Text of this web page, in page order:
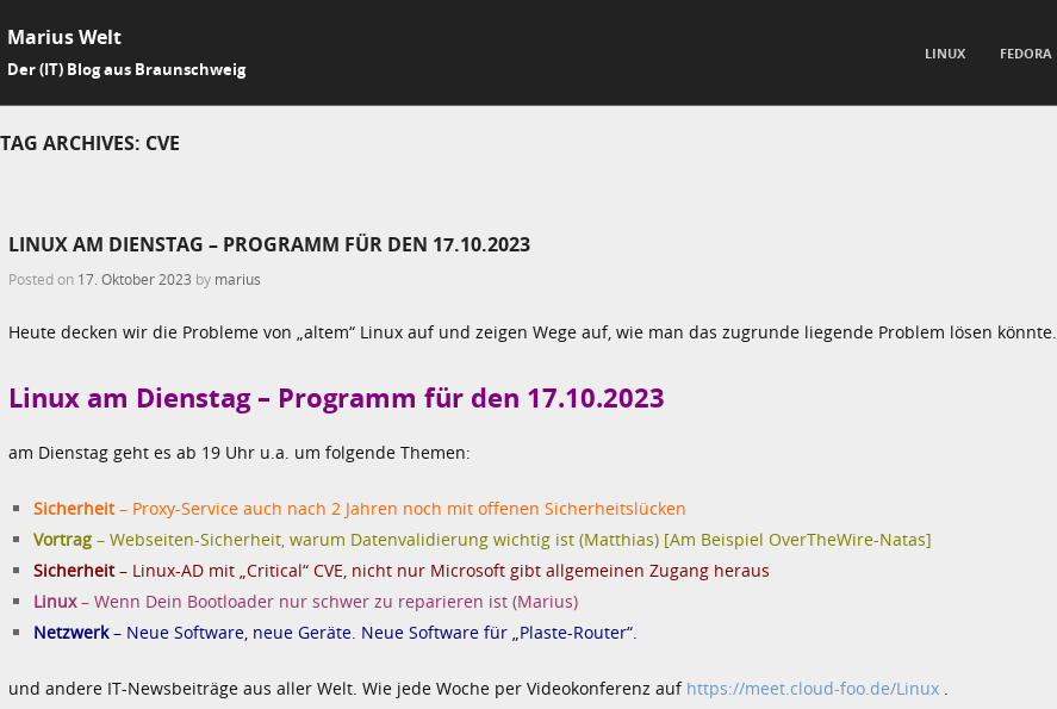
Marius Welt
Der (IT) Blog aus Braunschweig
LINUX FEDORA
TAG ARCHIVES: CVE
LINUX AM DIENSTAG – PROGRAMM FÜR DEN 17.10.2023
Posted on 17. Oktober 2023 by marius
Heute decken wir die Probleme von „altem“ Linux auf und zeigen Wege auf, wie man das zugrunde liegende Problem lösen könnte.
Linux am Dienstag – Programm für den 17.10.2023
am Dienstag geht es ab 19 Uhr u.a. um folgende Themen:
Sicherheit– Proxy-Service auch nach 2 Jahren noch mit offenen Sicherheitslücken
Vortrag – Webseiten-Sicherheit, warum Datenvalidierung wichtig ist (Matthias) [Am Beispiel OverTheWire-Natas]
Sicherheit– Linux-AD mit „Critical“ CVE, nicht nur Microsoft gibt allgemeinen Zugang heraus
Linux– Wenn Dein Bootloader nur schwer zu reparieren ist (Marius)
Netzwerk– Neue Software, neue Geräte. Neue Software für „Plaste-Router“.
und andere IT-Newsbeiträge aus aller Welt. Wie jede Woche per Videokonferenz auf https://meet.cloud-foo.de/Linux .